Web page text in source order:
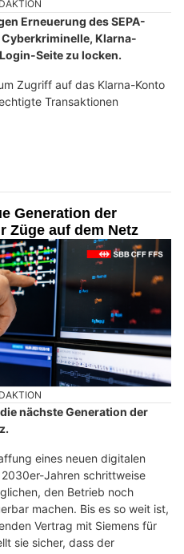
Erneuerung des SEPA-
Klarna-
Seite zu locken.
Zugriff auf das Klarna-Konto
Transaktionen
Generation der
Züge auf dem Netz
nächste Generation der
eines neuen digitalen
Jahren schrittweise
den Betrieb noch
machen. Bis es so weit ist,
Vertrag mit Siemens für
sie sicher, dass der